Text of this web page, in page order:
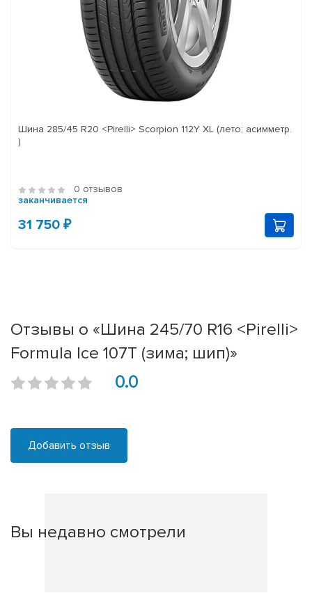
Шина 285/45 R20 <Pirelli> Scorpion 112Y XL (лето; асимметр.
)
0 отзывов
заканчивается
31 750 ₽
Отзывы о «Шина 245/70 R16 <Pirelli>
Formula Ice 107T (зима; шип)»
0.0
Добавить отзыв
Вы недавно смотрели